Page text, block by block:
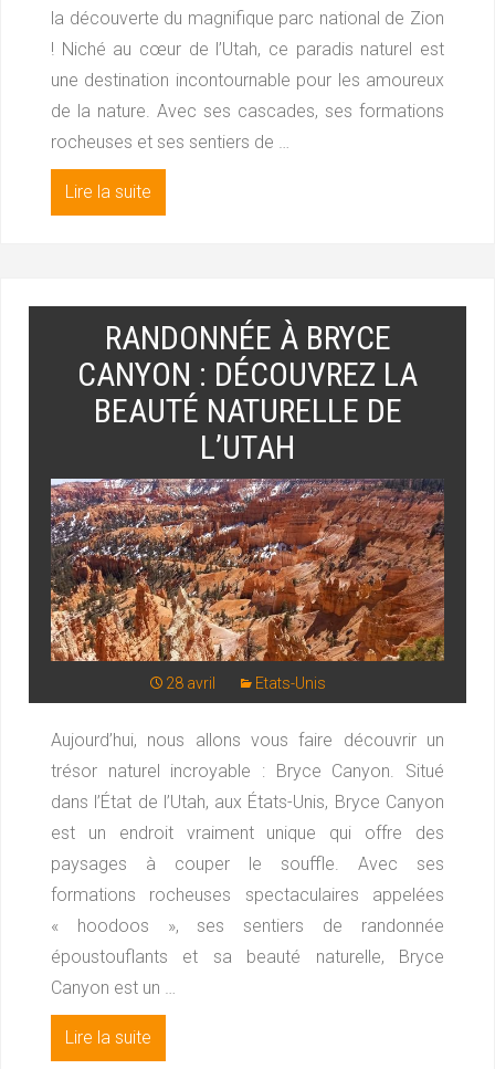
la découverte du magnifique parc national de Zion
! Niché au cœur de l’Utah, ce paradis naturel est
une destination incontournable pour les amoureux
de la nature. Avec ses cascades, ses formations
rocheuses et ses sentiers de …
Lire la suite
RANDONNÉE À BRYCE
CANYON : DÉCOUVREZ LA
BEAUTÉ NATURELLE DE
L’UTAH
28 avril Etats-Unis
Aujourd’hui, nous allons vous faire découvrir un
trésor naturel incroyable : Bryce Canyon. Situé
dans l’État de l’Utah, aux États-Unis, Bryce Canyon
est un endroit vraiment unique qui offre des
paysages à couper le souffle. Avec ses
formations rocheuses spectaculaires appelées
« hoodoos », ses sentiers de randonnée
époustouflants et sa beauté naturelle, Bryce
Canyon est un …
Lire la suite